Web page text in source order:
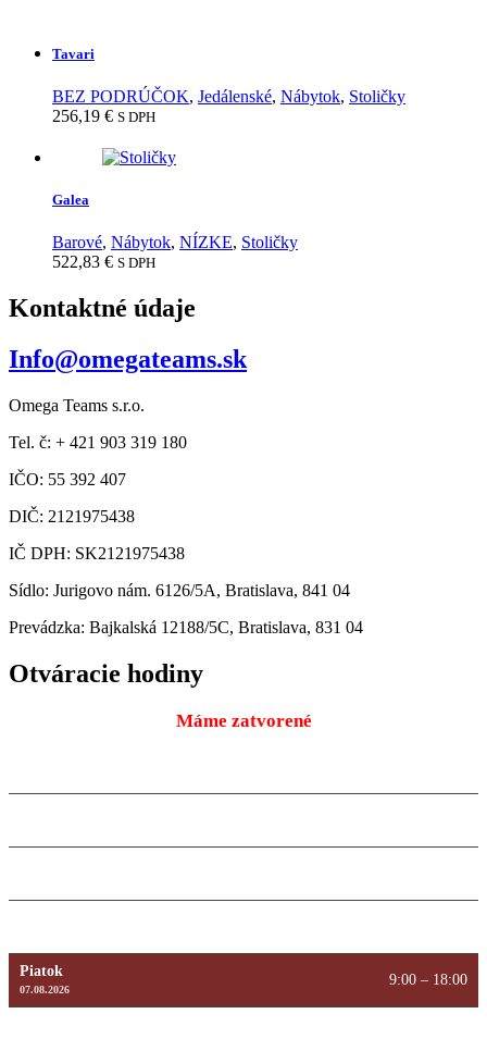
Tavari
BEZ PODRÚČOK, Jedálenské, Nábytok, Stoličky
256,19 € S DPH
Galea
Barové, Nábytok, NÍZKE, Stoličky
522,83 € S DPH
Kontaktné údaje
Info@omegateams.sk
Omega Teams s.r.o.
Tel. č: + 421 903 319 180
IČO: 55 392 407
DIČ: 2121975438
IČ DPH: SK2121975438
Sídlo: Jurigovo nám. 6126/5A, Bratislava, 841 04
Prevádzka: Bajkalská 12188/5C, Bratislava, 831 04
Otváracie hodiny
Máme zatvorené
Piatok
07.08.2026
9:00 – 18:00